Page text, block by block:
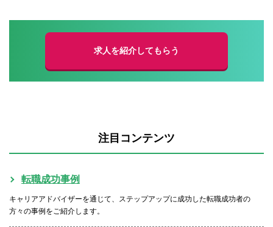
求人を紹介してもらう
注目コンテンツ
転職成功事例
キャリアアドバイザーを通じて、ステップアップに成功した転職成功者の
方々の事例をご紹介します。